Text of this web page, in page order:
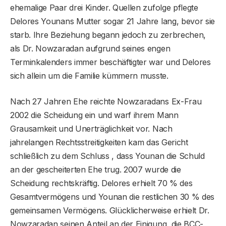
ehemalige Paar drei Kinder. Quellen zufolge pflegte
Delores Younans Mutter sogar 21 Jahre lang, bevor sie
starb. Ihre Beziehung begann jedoch zu zerbrechen,
als Dr. Nowzaradan aufgrund seines engen
Terminkalenders immer beschäftigter war und Delores
sich allein um die Familie kümmern musste.
Nach 27 Jahren Ehe reichte Nowzaradans Ex-Frau
2002 die Scheidung ein und warf ihrem Mann
Grausamkeit und Unerträglichkeit vor. Nach
jahrelangen Rechtsstreitigkeiten kam das Gericht
schließlich zu dem Schluss , dass Younan die Schuld
an der gescheiterten Ehe trug. 2007 wurde die
Scheidung rechtskräftig. Delores erhielt 70 % des
Gesamtvermögens und Younan die restlichen 30 % des
gemeinsamen Vermögens. Glücklicherweise erhielt Dr.
Nowzaradan seinen Anteil an der Einigung, die BCC-